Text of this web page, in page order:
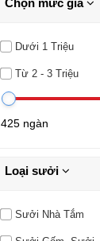
Dưới 1 Triệu
Từ 2 - 3 Triệu
425 ngàn
Loại sưởi
Sưởi Nhà Tắm